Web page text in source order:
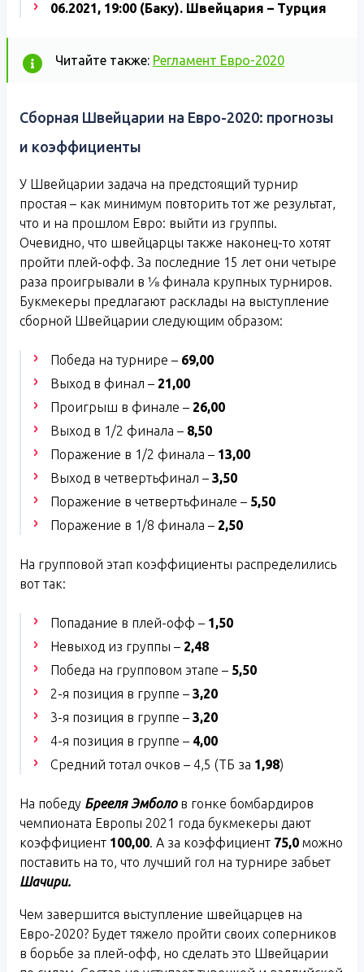
06.2021, 19:00 (Баку). Швейцария – Турция
Читайте также: Регламент Евро-2020
Сборная Швейцарии на Евро-2020: прогнозы
и коэффициенты
У Швейцарии задача на предстоящий турнир
простая – как минимум повторить тот же результат,
что и на прошлом Евро: выйти из группы.
Очевидно, что швейцарцы также наконец-то хотят
пройти плей-офф. За последние 15 лет они четыре
раза проигрывали в ⅛ финала крупных турниров.
Букмекеры предлагают расклады на выступление
сборной Швейцарии следующим образом:
Победа на турнире – 69,00
Выход в финал – 21,00
Проигрыш в финале – 26,00
Выход в 1/2 финала – 8,50
Поражение в 1/2 финала – 13,00
Выход в четвертьфинал – 3,50
Поражение в четвертьфинале – 5,50
Поражение в 1/8 финала – 2,50
На групповой этап коэффициенты распределились
вот так:
Попадание в плей-офф – 1,50
Невыход из группы – 2,48
Победа на групповом этапе – 5,50
2-я позиция в группе – 3,20
3-я позиция в группе – 3,20
4-я позиция в группе – 4,00
Средний тотал очков – 4,5 (ТБ за 1,98)
На победу Брееля Эмболов гонке бомбардиров
чемпионата Европы 2021 года букмекеры дают
коэффициент 100,00. А за коэффициент 75,0 можно
поставить на то, что лучший гол на турнире забьет
Шачири.
Чем завершится выступление швейцарцев на
Евро-2020? Будет тяжело пройти своих соперников
в борьбе за плей-офф, но сделать это Швейцарии